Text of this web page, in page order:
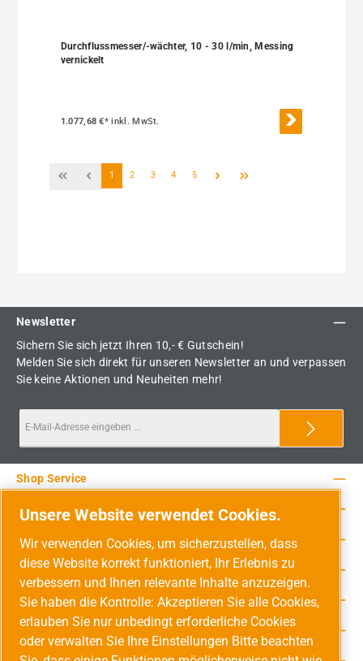
Durchflussmesser/-wächter, 10 - 30 l/min, Messing
vernickelt
1.077,68 €*inkl. MwSt.
Seite
1 Seite
2 Seite
3 Seite
4 Seite
5
Newsletter
Sichern Sie sich jetzt Ihren 10,- € Gutschein!
Melden Sie sich direkt für unseren Newsletter an und verpassen
Sie keine Aktionen und Neuheiten mehr!
Service-Hotline
Shop Service
Rechtliche Hinweise
Unsere Vorteile
Versandarten
Zahlungsarten
Unsere Website verwendet Cookies.
Wir verwenden Cookies, um sicherzustellen, dass
diese Website korrekt funktioniert, Ihr Erlebnis zu
verbessern und Ihnen relevante Inhalte anzuzeigen.
Sie haben die Kontrolle: Akzeptieren Sie alle Cookies,
erlauben Sie nur unbedingt erforderliche Cookies
oder verwalten Sie Ihre Einstellungen Bitte beachten